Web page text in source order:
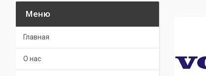
Главная
О нас